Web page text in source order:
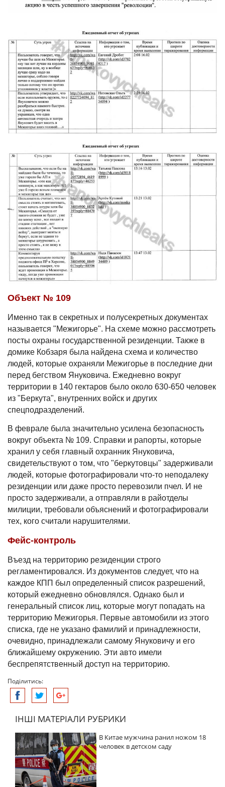
Объект № 109
Именно так в секретных и полусекретных документах
называется "Межигорье". На схеме можно рассмотреть
посты охраны государственной резиденции. Также в
домике Кобзаря была найдена схема и количество
людей, которые охраняли Межигорье в последние дни
перед бегством Януковича. Ежедневно вокруг
территории в 140 гектаров было около 630-650 человек
из "Беркута", внутренних войск и других
спецподразделений.
В феврале была значительно усилена безопасность
вокруг объекта № 109. Справки и рапорты, которые
хранил у себя главный охранник Януковича,
свидетельствуют о том, что "беркутовцы" задерживали
людей, которые фотографировали что-то неподалеку
резиденции или даже просто перевозили пчел. И не
просто задерживали, а отправляли в райотделы
милиции, требовали объяснений и фотографировали
тех, кого считали нарушителями.
Фейс-контроль
Въезд на территорию резиденции строго
регламентировался. Из документов следует, что на
каждое КПП был определенный список разрешений,
который ежедневно обновлялся. Однако был и
генеральный список лиц, которые могут попадать на
территорию Межигорья. Первые автомобили из этого
списка, где не указано фамилий и принадлежности,
очевидно, принадлежали самому Януковичу и его
ближайшему окружению. Эти авто имели
беспрепятственный доступ на территорию.
Поділитись:
ІНШІ МАТЕРІАЛИ РУБРИКИ
В Китае мужчина ранил ножом 18
человек в детском саду